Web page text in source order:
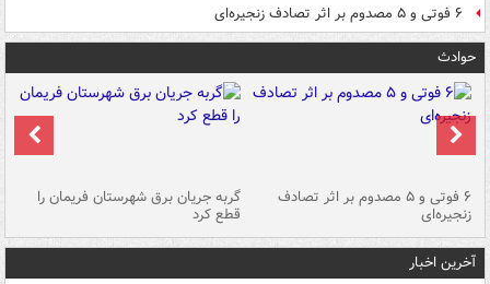
۶ فوتی و ۵ مصدوم بر اثر تصادف زنجیره‌ای
حوادث
۶ فوتی و ۵ مصدوم بر اثر تصادف
زنجیره‌ای
گربه جریان برق شهرستان فریمان را
قطع کرد
آخرین اخبار